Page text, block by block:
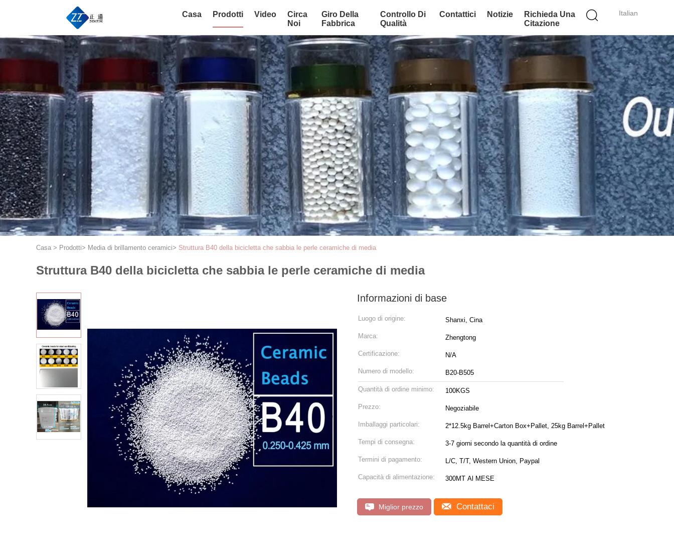
Italian
Casa Prodotti Video
Circa
Noi
Giro Della
Fabbrica
Controllo Di
Qualità
Contattici Notizie
Richieda Una
Citazione
Casa > Prodotti> Media di brillamento ceramici> Struttura B40 della bicicletta che sabbia le perle ceramiche di media
Struttura B40 della bicicletta che sabbia le perle ceramiche di media
Informazioni di base
Luogo di origine: Shanxi, Cina
Marca: Zhengtong
Certificazione: N/A
Numero di modello: B20-B505
Quantità di ordine minimo: 100KGS
Prezzo: Negoziabile
Imballaggi particolari: 2*12.5kg Barrel+Carton Box+Pallet, 25kg Barrel+Pallet
Tempi di consegna: 3-7 giorni secondo la quantità di ordine
Termini di pagamento: L/C, T/T, Western Union, Paypal
Capacità di alimentazione: 300MT Al MESE
Miglior prezzo Contattaci